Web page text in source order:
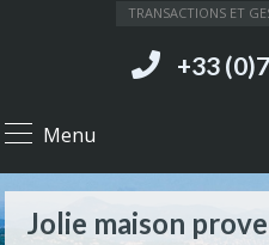
TRANSACTIONS ET
+33
Menu
Jolie maison